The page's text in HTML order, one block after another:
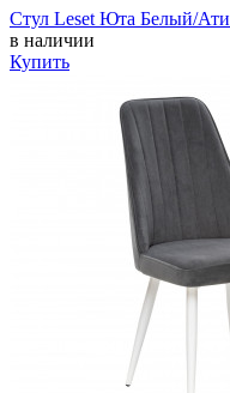
Стул Leset Юта Белый/
в наличии
Купить